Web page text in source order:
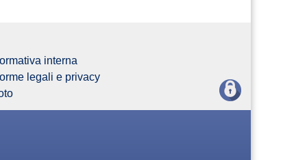
interna
legali e privacy